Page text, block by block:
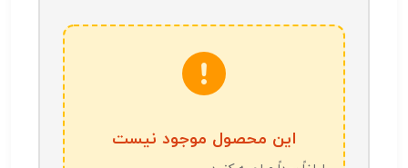
این محصول موجود نیست